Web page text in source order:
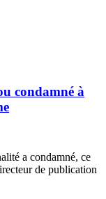
condamné à
a condamné, ce
de publication